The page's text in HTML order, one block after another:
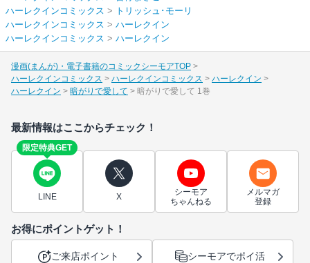
ハーレクインコミックス > トリッシュ･モーリ
ハーレクインコミックス > ハーレクイン
ハーレクインコミックス > ハーレクイン
漫画(まんが)・電子書籍のコミックシーモアTOP
ハーレクインコミックス
ハーレクインコミックス
ハーレクイン
ハーレクイン
暗がりで愛して 暗がりで愛して 1巻
最新情報はここからチェック！
限定特典GET
LINE X
シーモア
ちゃんねる
メルマガ
登録
お得にポイントゲット！
ご来店ポイント シーモアでポイ活